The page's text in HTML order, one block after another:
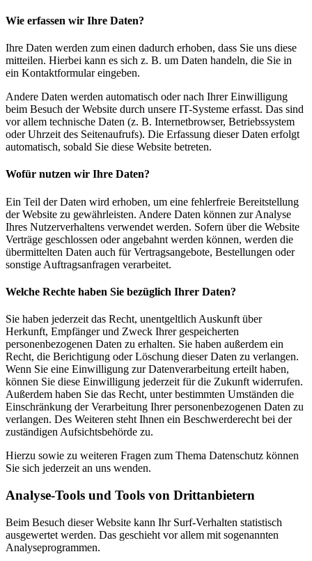
Wie erfassen wir Ihre Daten?
Ihre Daten werden zum einen dadurch erhoben, dass Sie uns diese
mitteilen. Hierbei kann es sich z. B. um Daten handeln, die Sie in
ein Kontaktformular eingeben.
Andere Daten werden automatisch oder nach Ihrer Einwilligung
beim Besuch der Website durch unsere IT-Systeme erfasst. Das sind
vor allem technische Daten (z. B. Internetbrowser, Betriebssystem
oder Uhrzeit des Seitenaufrufs). Die Erfassung dieser Daten erfolgt
automatisch, sobald Sie diese Website betreten.
Wofür nutzen wir Ihre Daten?
Ein Teil der Daten wird erhoben, um eine fehlerfreie Bereitstellung
der Website zu gewährleisten. Andere Daten können zur Analyse
Ihres Nutzerverhaltens verwendet werden. Sofern über die Website
Verträge geschlossen oder angebahnt werden können, werden die
übermittelten Daten auch für Vertragsangebote, Bestellungen oder
sonstige Auftragsanfragen verarbeitet.
Welche Rechte haben Sie bezüglich Ihrer Daten?
Sie haben jederzeit das Recht, unentgeltlich Auskunft über
Herkunft, Empfänger und Zweck Ihrer gespeicherten
personenbezogenen Daten zu erhalten. Sie haben außerdem ein
Recht, die Berichtigung oder Löschung dieser Daten zu verlangen.
Wenn Sie eine Einwilligung zur Datenverarbeitung erteilt haben,
können Sie diese Einwilligung jederzeit für die Zukunft widerrufen.
Außerdem haben Sie das Recht, unter bestimmten Umständen die
Einschränkung der Verarbeitung Ihrer personenbezogenen Daten zu
verlangen. Des Weiteren steht Ihnen ein Beschwerderecht bei der
zuständigen Aufsichtsbehörde zu.
Hierzu sowie zu weiteren Fragen zum Thema Datenschutz können
Sie sich jederzeit an uns wenden.
Analyse-Tools und Tools von Dritt­anbietern
Beim Besuch dieser Website kann Ihr Surf-Verhalten statistisch
ausgewertet werden. Das geschieht vor allem mit sogenannten
Analyseprogrammen.